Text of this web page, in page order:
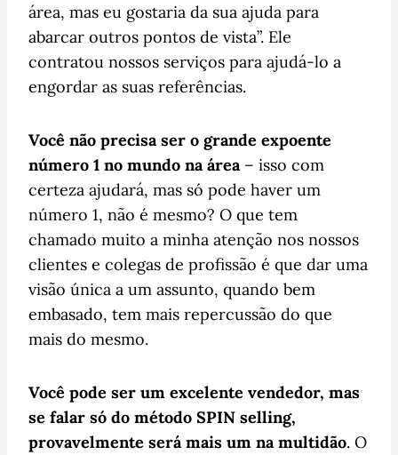
área, mas eu gostaria da sua ajuda para
abarcar outros pontos de vista”. Ele
contratou nossos serviços para ajudá-lo a
engordar as suas referências.
Você não precisa ser o grande expoente
número 1 no mundo na área– isso com
certeza ajudará, mas só pode haver um
número 1, não é mesmo? O que tem
chamado muito a minha atenção nos nossos
clientes e colegas de profissão é que dar uma
visão única a um assunto, quando bem
embasado, tem mais repercussão do que
mais do mesmo.
Você pode ser um excelente vendedor, mas
se falar só do método SPIN selling,
provavelmente será mais um na multidão. O